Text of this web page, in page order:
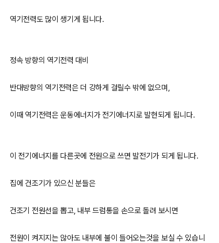
역기전력도 많이 생기게 됩니다.
정속 방향의 역기전력 대비
반대방향의 역기전력은 더 강하게 걸릴수 밖에 없으며,
이때 역기전력은 운동에너지가 전기에너지로 발현되게 됩니다.
이 전기에너지를 다른곳에 전원으로 쓰면 발전기가 되게 됩니다.
집에 건조기가 있으신 분들은
건조기 전원선을 뽑고, 내부 드럼통을 손으로 돌려 보시면
전원이 켜지지는 않아도 내부에 불이 들어오는것을 보실 수 있습니